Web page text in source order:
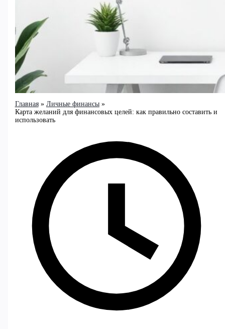
Главная
Личные финансы
Карта желаний для финансовых целей: как правильно составить и
использовать